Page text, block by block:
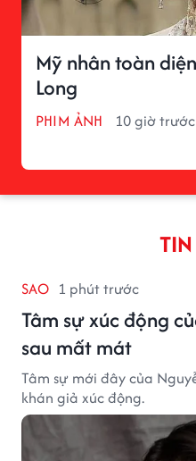
Mỹ nhân toàn
Long
PHIM ẢNH 10 giờ trước
SAO 1 phút trước
Tâm sự xúc động
sau mất mát
Tâm sự mới đây của
khán giả xúc động.